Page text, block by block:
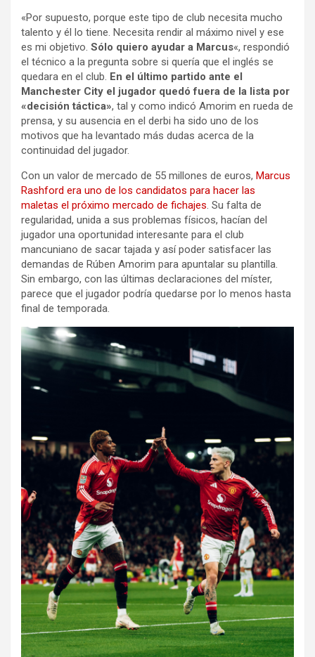
«Por supuesto, porque este tipo de club necesita mucho
talento y él lo tiene. Necesita rendir al máximo nivel y ese
es mi objetivo. Sólo quiero ayudar a Marcus«, respondió
el técnico a la pregunta sobre si quería que el inglés se
quedara en el club. En el último partido ante el
Manchester City el jugador quedó fuera de la lista por
«decisión táctica», tal y como indicó Amorim en rueda de
prensa, y su ausencia en el derbi ha sido uno de los
motivos que ha levantado más dudas acerca de la
continuidad del jugador.
Con un valor de mercado de 55 millones de euros, Marcus
Rashford era uno de los candidatos para hacer las
maletas el próximo mercado de fichajes. Su falta de
regularidad, unida a sus problemas físicos, hacían del
jugador una oportunidad interesante para el club
mancuniano de sacar tajada y así poder satisfacer las
demandas de Rúben Amorim para apuntalar su plantilla.
Sin embargo, con las últimas declaraciones del míster,
parece que el jugador podría quedarse por lo menos hasta
final de temporada.